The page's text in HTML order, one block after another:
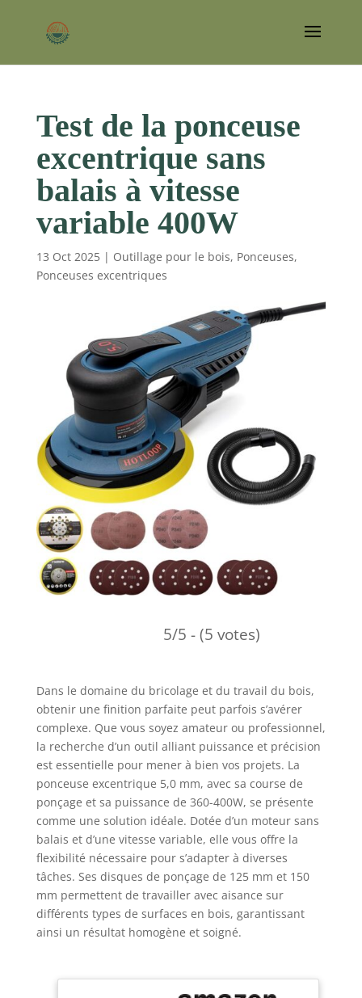
Test de la ponceuse
excentrique sans
balais à vitesse
variable 400W
13 Oct 2025| Outillage pour le bois, Ponceuses,
Ponceuses excentriques
5/5 - (5 votes)
Dans le domaine du bricolage et du travail du bois,
obtenir une finition parfaite peut parfois s’avérer
complexe. Que vous soyez amateur ou professionnel,
la recherche d’un outil alliant puissance et précision
est essentielle pour mener à bien vos projets. La
ponceuse excentrique 5,0 mm, avec sa course de
ponçage et sa puissance de 360-400W, se présente
comme une solution idéale. Dotée d’un moteur sans
balais et d’une vitesse variable, elle vous offre la
flexibilité nécessaire pour s’adapter à diverses
tâches. Ses disques de ponçage de 125 mm et 150
mm permettent de travailler avec aisance sur
différents types de surfaces en bois, garantissant
ainsi un résultat homogène et soigné.